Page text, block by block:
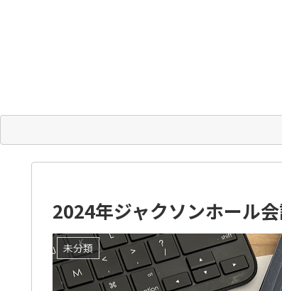
2024年ジャクソンホール
未分類